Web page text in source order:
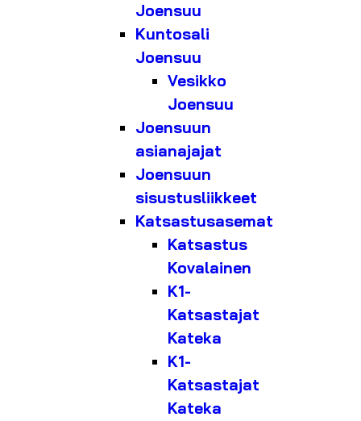
Joensuu
Kuntosali
Joensuu
Vesikko
Joensuu
Joensuun
asianajajat
Joensuun
sisustusliikkeet
Katsastusasemat
Katsastus
Kovalainen
K1-
Katsastajat
Kateka
K1-
Katsastajat
Kateka